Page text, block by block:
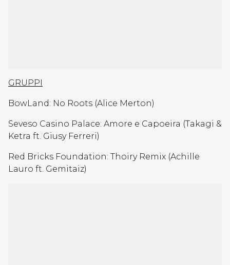
GRUPPI
BowLand: No Roots (Alice Merton)
Seveso Casino Palace: Amore e Capoeira (Takagi &
Ketra ft. Giusy Ferreri)
Red Bricks Foundation: Thoiry Remix (Achille
Lauro ft. Gemitaiz)